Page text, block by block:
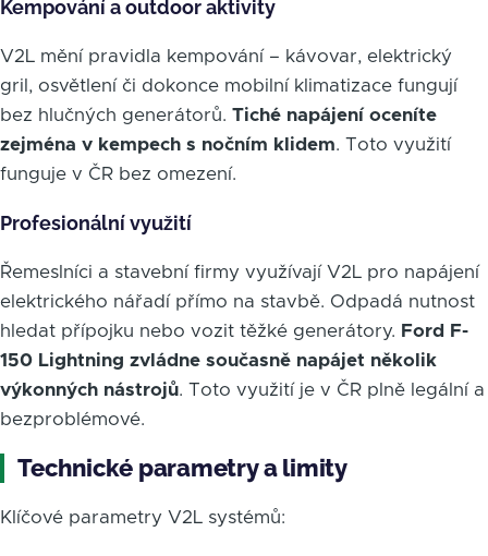
Kempování a outdoor aktivity
V2L mění pravidla kempování – kávovar, elektrický
gril, osvětlení či dokonce mobilní klimatizace fungují
bez hlučných generátorů. Tiché napájení oceníte
zejména v kempech s nočním klidem. Toto využití
funguje v ČR bez omezení.
Profesionální využití
Řemeslníci a stavební firmy využívají V2L pro napájení
elektrického nářadí přímo na stavbě. Odpadá nutnost
hledat přípojku nebo vozit těžké generátory. Ford F-
150 Lightning zvládne současně napájet několik
výkonných nástrojů. Toto využití je v ČR plně legální a
bezproblémové.
Technické parametry a limity
Klíčové parametry V2L systémů: